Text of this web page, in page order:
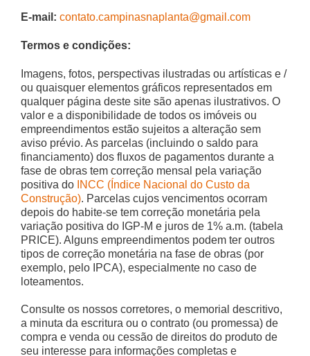
E-mail: contato.campinasnaplanta@gmail.com
Termos e condições:
Imagens, fotos, perspectivas ilustradas ou artísticas e /
ou quaisquer elementos gráficos representados em
qualquer página deste site são apenas ilustrativos. O
valor e a disponibilidade de todos os imóveis ou
empreendimentos estão sujeitos a alteração sem
aviso prévio. As parcelas (incluindo o saldo para
financiamento) dos fluxos de pagamentos durante a
fase de obras tem correção mensal pela variação
positiva do INCC (Índice Nacional do Custo da
Construção). Parcelas cujos vencimentos ocorram
depois do habite-se tem correção monetária pela
variação positiva do IGP-M e juros de 1% a.m. (tabela
PRICE). Alguns empreendimentos podem ter outros
tipos de correção monetária na fase de obras (por
exemplo, pelo IPCA), especialmente no caso de
loteamentos.
Consulte os nossos corretores, o memorial descritivo,
a minuta da escritura ou o contrato (ou promessa) de
compra e venda ou cessão de direitos do produto de
seu interesse para informações completas e